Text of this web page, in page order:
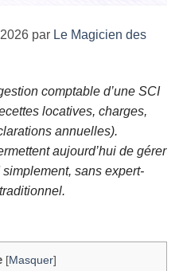
par Le Magicien des
comptable d’une SCI
locatives, charges,
annuelles).
aujourd’hui de gérer
sans expert-
[Masquer]